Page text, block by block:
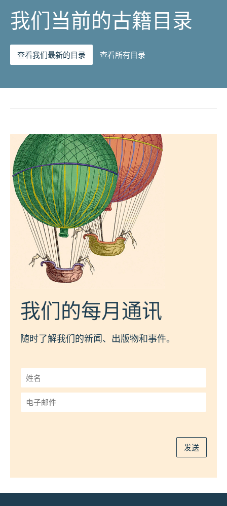
我们当前的古籍目录
查看我们最新的目录 查看所有目录
我们的每月通讯
随时了解我们的新闻、出版物和事件。
姓
名
*
子
发送